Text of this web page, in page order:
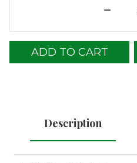
ADD TO CART
Description